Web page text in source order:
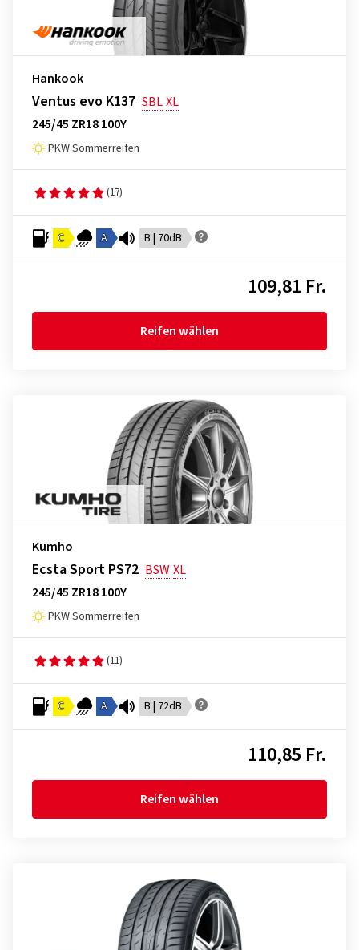
Hankook
Ventus evo K137 SBLXL
245/45 ZR18 100Y
PKW Sommerreifen
(17)
C A B | 70dB
109,81 Fr.
Reifen wählen
Kumho
Ecsta Sport PS72 BSWXL
245/45 ZR18 100Y
PKW Sommerreifen
(11)
C A B | 72dB
110,85 Fr.
Reifen wählen